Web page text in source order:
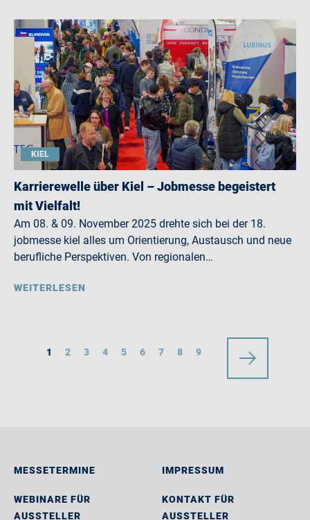
KIEL
Karrierewelle über Kiel – Jobmesse begeistert
mit Vielfalt!
Am 08. & 09. November 2025 drehte sich bei der 18.
jobmesse kiel alles um Orientierung, Austausch und neue
berufliche Perspektiven. Von regionalen…
WEITERLESEN
1 2 3 4 5 6 7 8 9
MESSETERMINE
WEBINARE FÜR
AUSSTELLER
IMPRESSUM
KONTAKT FÜR
AUSSTELLER